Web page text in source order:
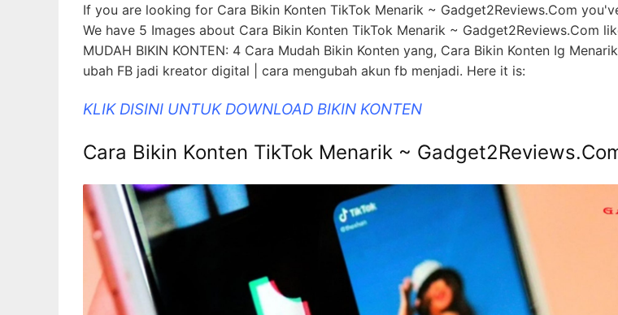
If you are looking for Cara Bikin Konten TikTok Menarik ~ Gadget2Reviews.Com
We have 5 Images about Cara Bikin Konten TikTok Menarik ~ Gadget2Reviews.Com
MUDAH BIKIN KONTEN: 4 Cara Mudah Bikin Konten yang, Cara Bikin Konten Ig
ubah FB jadi kreator digital | cara mengubah akun fb menjadi. Here it is:
KLIK DISINI UNTUK DOWNLOAD BIKIN KONTEN
Cara Bikin Konten TikTok Menarik ~